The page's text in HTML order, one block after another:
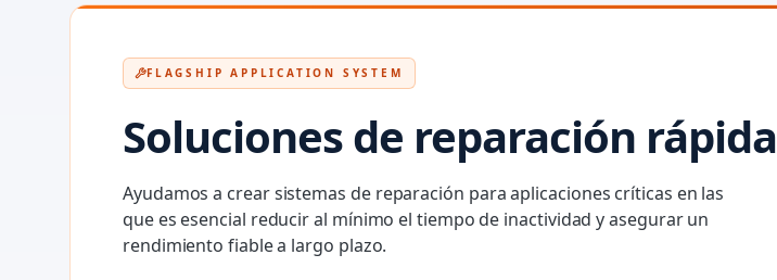
FLAGSHIP APPLICATION SYSTEM
Soluciones de reparación rápida
Ayudamos a crear sistemas de reparación para aplicaciones críticas en las
que es esencial reducir al mínimo el tiempo de inactividad y asegurar un
rendimiento fiable a largo plazo.